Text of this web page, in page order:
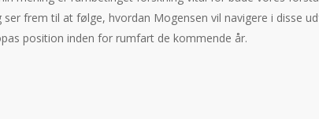
frem til at følge, hvordan Mogensen vil navigere i disse
position inden for rumfart de kommende år.